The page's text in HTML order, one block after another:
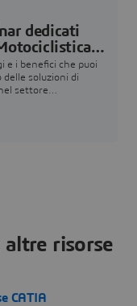
dedicati
|
e i benefici che puoi
soluzioni di
settore
risorse
CATIA